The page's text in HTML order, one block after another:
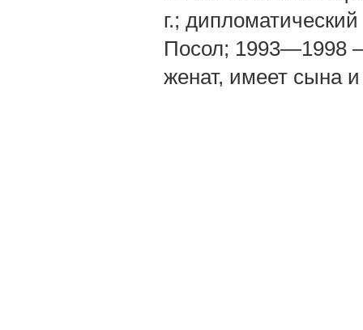
г.;
Посол; 1993—1998
женат, имеет сына